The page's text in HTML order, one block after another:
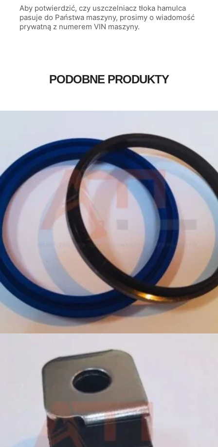
Aby potwierdzić, czy uszczelniacz tłoka hamulca
pasuje do Państwa maszyny, prosimy o wiadomość
prywatną z numerem VIN maszyny.
PODOBNE PRODUKTY